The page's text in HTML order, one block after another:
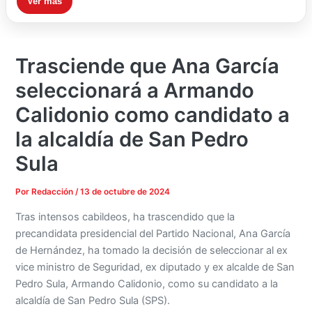
Trasciende que Ana García
seleccionará a Armando
Calidonio como candidato a
la alcaldía de San Pedro
Sula
Por Redacción/13 de octubre de 2024
Tras intensos cabildeos, ha trascendido que la
precandidata presidencial del Partido Nacional, Ana García
de Hernández, ha tomado la decisión de seleccionar al ex
vice ministro de Seguridad, ex diputado y ex alcalde de San
Pedro Sula, Armando Calidonio, como su candidato a la
alcaldía de San Pedro Sula (SPS).